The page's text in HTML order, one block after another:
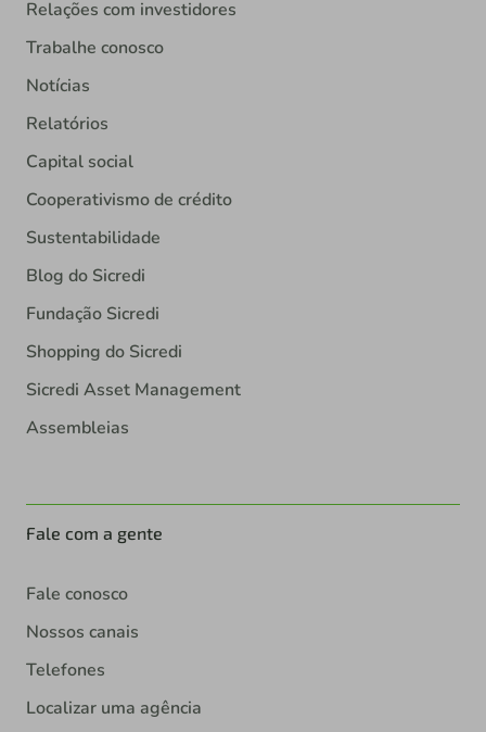
Relações com investidores
Trabalhe conosco
Notícias
Relatórios
Capital social
Cooperativismo de crédito
Sustentabilidade
Blog do Sicredi
Fundação Sicredi
Shopping do Sicredi
Sicredi Asset Management
Assembleias
Fale com a gente
Fale conosco
Nossos canais
Telefones
Localizar uma agência